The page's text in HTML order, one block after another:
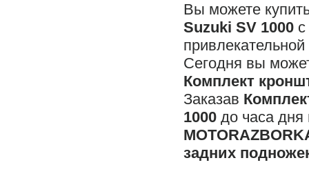
Вы можете
Suzuki SV 1000
Сегодня вы
Комплект
Заказав
1000 до часа дня
задних